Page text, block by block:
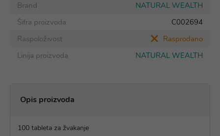
Brand
NATURAL WEALTH
Šifra proizvoda
C002694
Raspoloživost
Rasprodano
Linija proizvoda
NATURAL WEALTH
Opis proizvoda
100 tableta za žvakanje